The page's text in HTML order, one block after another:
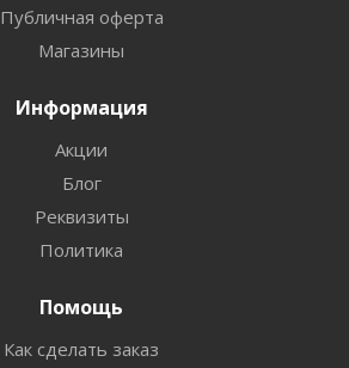
Публичная оферта
Магазины
Информация
Акции
Блог
Реквизиты
Политика
Помощь
Как сделать заказ